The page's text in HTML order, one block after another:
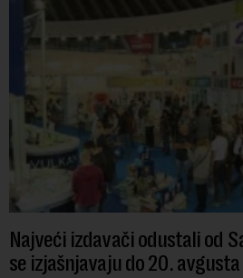
Najveći izdavači odustali od
se izjašnjavaju do 20. avgusta